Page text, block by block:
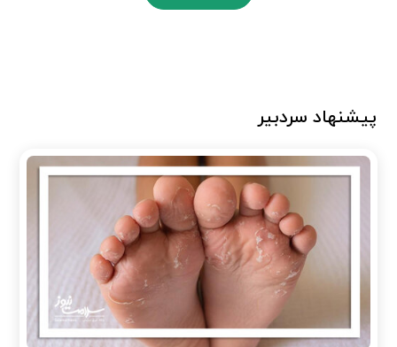
پیشنهاد سردبیر